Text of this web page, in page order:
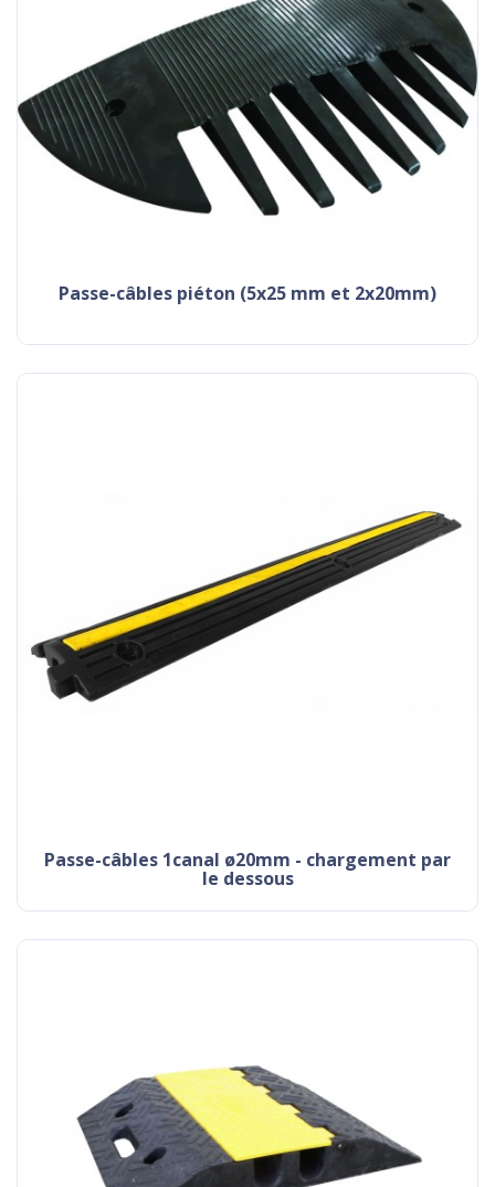
passe-câbles piéton (5x25 mm et 2x20mm)
passe-câbles 1canal ø20mm - chargement par
le dessous